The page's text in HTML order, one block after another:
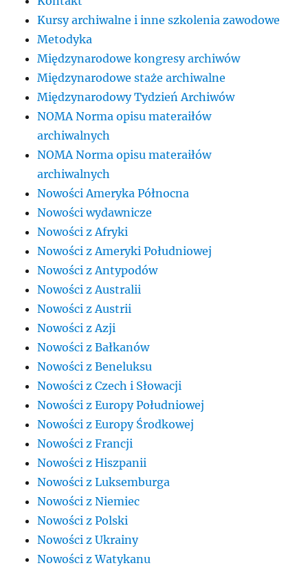
Kursy archiwalne i inne szkolenia zawodowe
Metodyka
Międzynarodowe kongresy archiwów
Międzynarodowe staże archiwalne
Międzynarodowy Tydzień Archiwów
NOMA Norma opisu materaiłów
archiwalnych
NOMA Norma opisu materaiłów
archiwalnych
Nowości Ameryka Północna
Nowości wydawnicze
Nowości z Afryki
Nowości z Ameryki Południowej
Nowości z Antypodów
Nowości z Australii
Nowości z Austrii
Nowości z Azji
Nowości z Bałkanów
Nowości z Beneluksu
Nowości z Czech i Słowacji
Nowości z Europy Południowej
Nowości z Europy Środkowej
Nowości z Francji
Nowości z Hiszpanii
Nowości z Luksemburga
Nowości z Niemiec
Nowości z Polski
Nowości z Ukrainy
Nowości z Watykanu